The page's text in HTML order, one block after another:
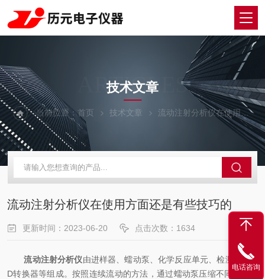
ARTICLES
技术文章
当前位置：首页 技术文章 流动注射分析仪在使用方面还是有些技巧的
流动注射分析仪在使用方面还是有些技巧的
更新时间：2023-06-20 点击次数：1634
流动注射分析仪由进样器、蠕动泵、化学反应单元、检测器及A/
D转换器等组成。按照连续流动的方法，通过蠕动泵压缩不同管径的
电话咨询